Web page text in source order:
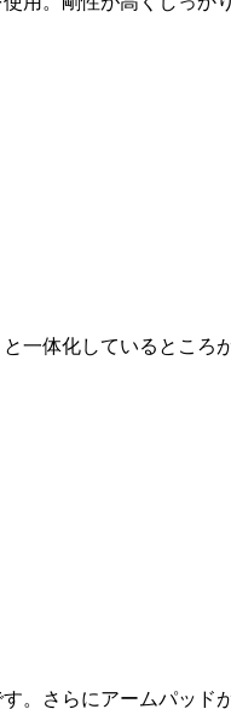
一体化しているところ
。さらにアームパッド